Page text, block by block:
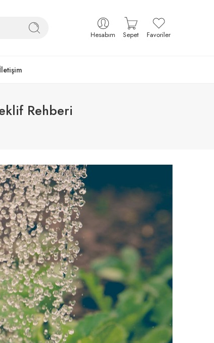
Hesabım Sepet Favoriler
İletişim
Rehberi